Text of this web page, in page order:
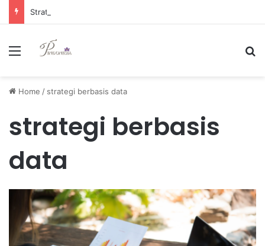
Menu
Home / strategi berbasis data
strategi berbasis
data